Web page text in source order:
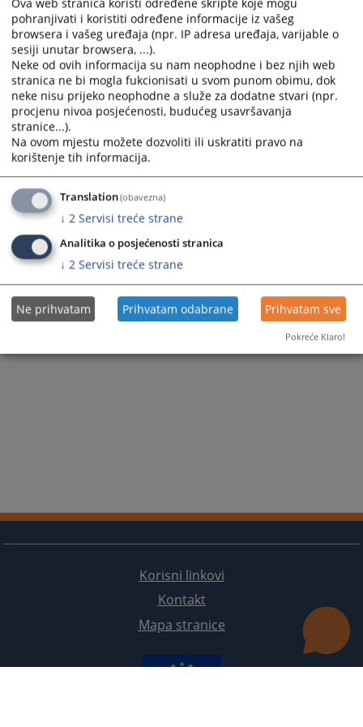
Prikazana vijest je na: Bosanski jezik
Prateći dokumenti
Anonimizirana Odluka DDK o obustavljanju postupka
11-07-6-84-10-26
234PREGLEDA
Korisni linkovi
Kontakt
Mapa stranice
pohranjivati i koristiti određene informacije iz vašeg
browsera i vašeg uređaja (npr. IP adresa uređaja, varijable o
sesiji unutar browsera, ...).
Neke od ovih informacija su nam neophodne i bez njih web
stranica ne bi mogla fukcionisati u svom punom obimu, dok
neke nisu prijeko neophodne a služe za dodatne stvari (npr.
procjenu nivoa posjećenosti, budućeg usavršavanja
stranice...).
Na ovom mjestu možete dozvoliti ili uskratiti pravo na
korištenje tih informacija.
Translation(obavezna)
↓ 2 Servisi treće strane
Analitika o posjećenosti stranica
↓ 2 Servisi treće strane
Ne prihvatam Prihvatam odabrane Prihvatam sve
Pokreće Klaro!